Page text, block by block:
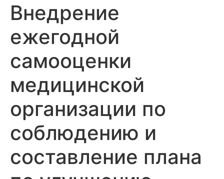
Внедрение
ежегодной
самооценки
медицинской
организации по
соблюдению и
составление плана